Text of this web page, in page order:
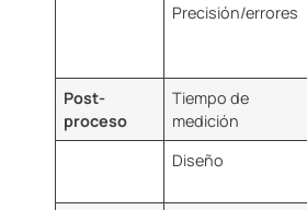
Precisión/errores
Post-
proceso
Tiempo de
medición
Diseño